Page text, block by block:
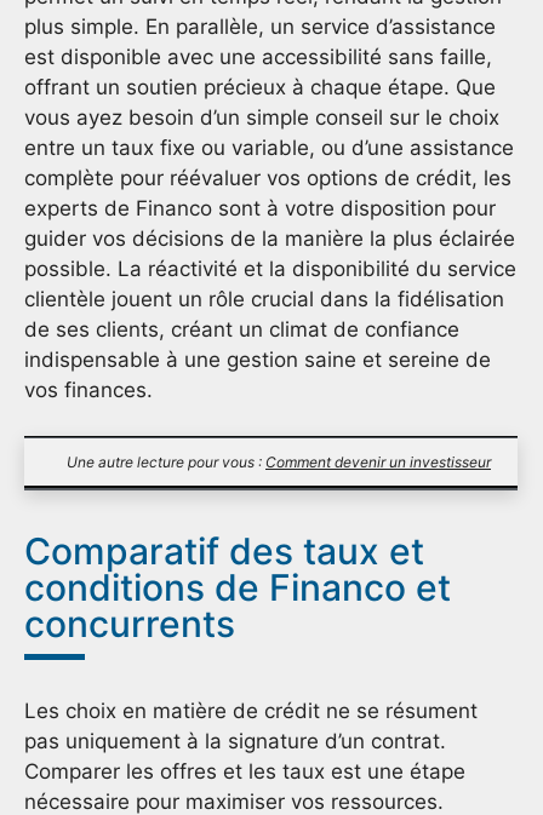
plus simple. En parallèle, un service d’assistance
est disponible avec une accessibilité sans faille,
offrant un soutien précieux à chaque étape. Que
vous ayez besoin d’un simple conseil sur le choix
entre un taux fixe ou variable, ou d’une assistance
complète pour réévaluer vos options de crédit, les
experts de Financo sont à votre disposition pour
guider vos décisions de la manière la plus éclairée
possible. La réactivité et la disponibilité du service
clientèle jouent un rôle crucial dans la fidélisation
de ses clients, créant un climat de confiance
indispensable à une gestion saine et sereine de
vos finances.
Une autre lecture pour vous : Comment devenir un investisseur
Comparatif des taux et
conditions de Financo et
concurrents
Les choix en matière de crédit ne se résument
pas uniquement à la signature d’un contrat.
Comparer les offres et les taux est une étape
nécessaire pour maximiser vos ressources.